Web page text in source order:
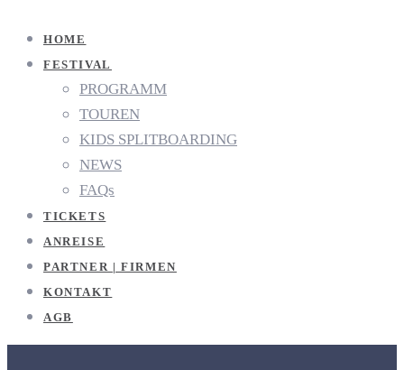
HOME
FESTIVAL
PROGRAMM
TOUREN
KIDS SPLITBOARDING
NEWS
FAQs
TICKETS
ANREISE
PARTNER | FIRMEN
KONTAKT
AGB